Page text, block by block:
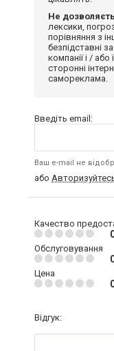
Не
лексики,
порівняння з
безпідставні
компанії і /
сторонні
самореклама.
Введіть email:
Ваш e-mail не
або
Качество
Обслуговування
Цена
Відгук: